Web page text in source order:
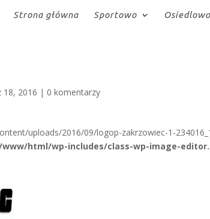
Strona główna Sportowo Osiedlowo
18, 2016 | 0 komentarzy
uploads/2016/09/logop-zakrzowiec-1-
html/wp-includes/class-wp-image-